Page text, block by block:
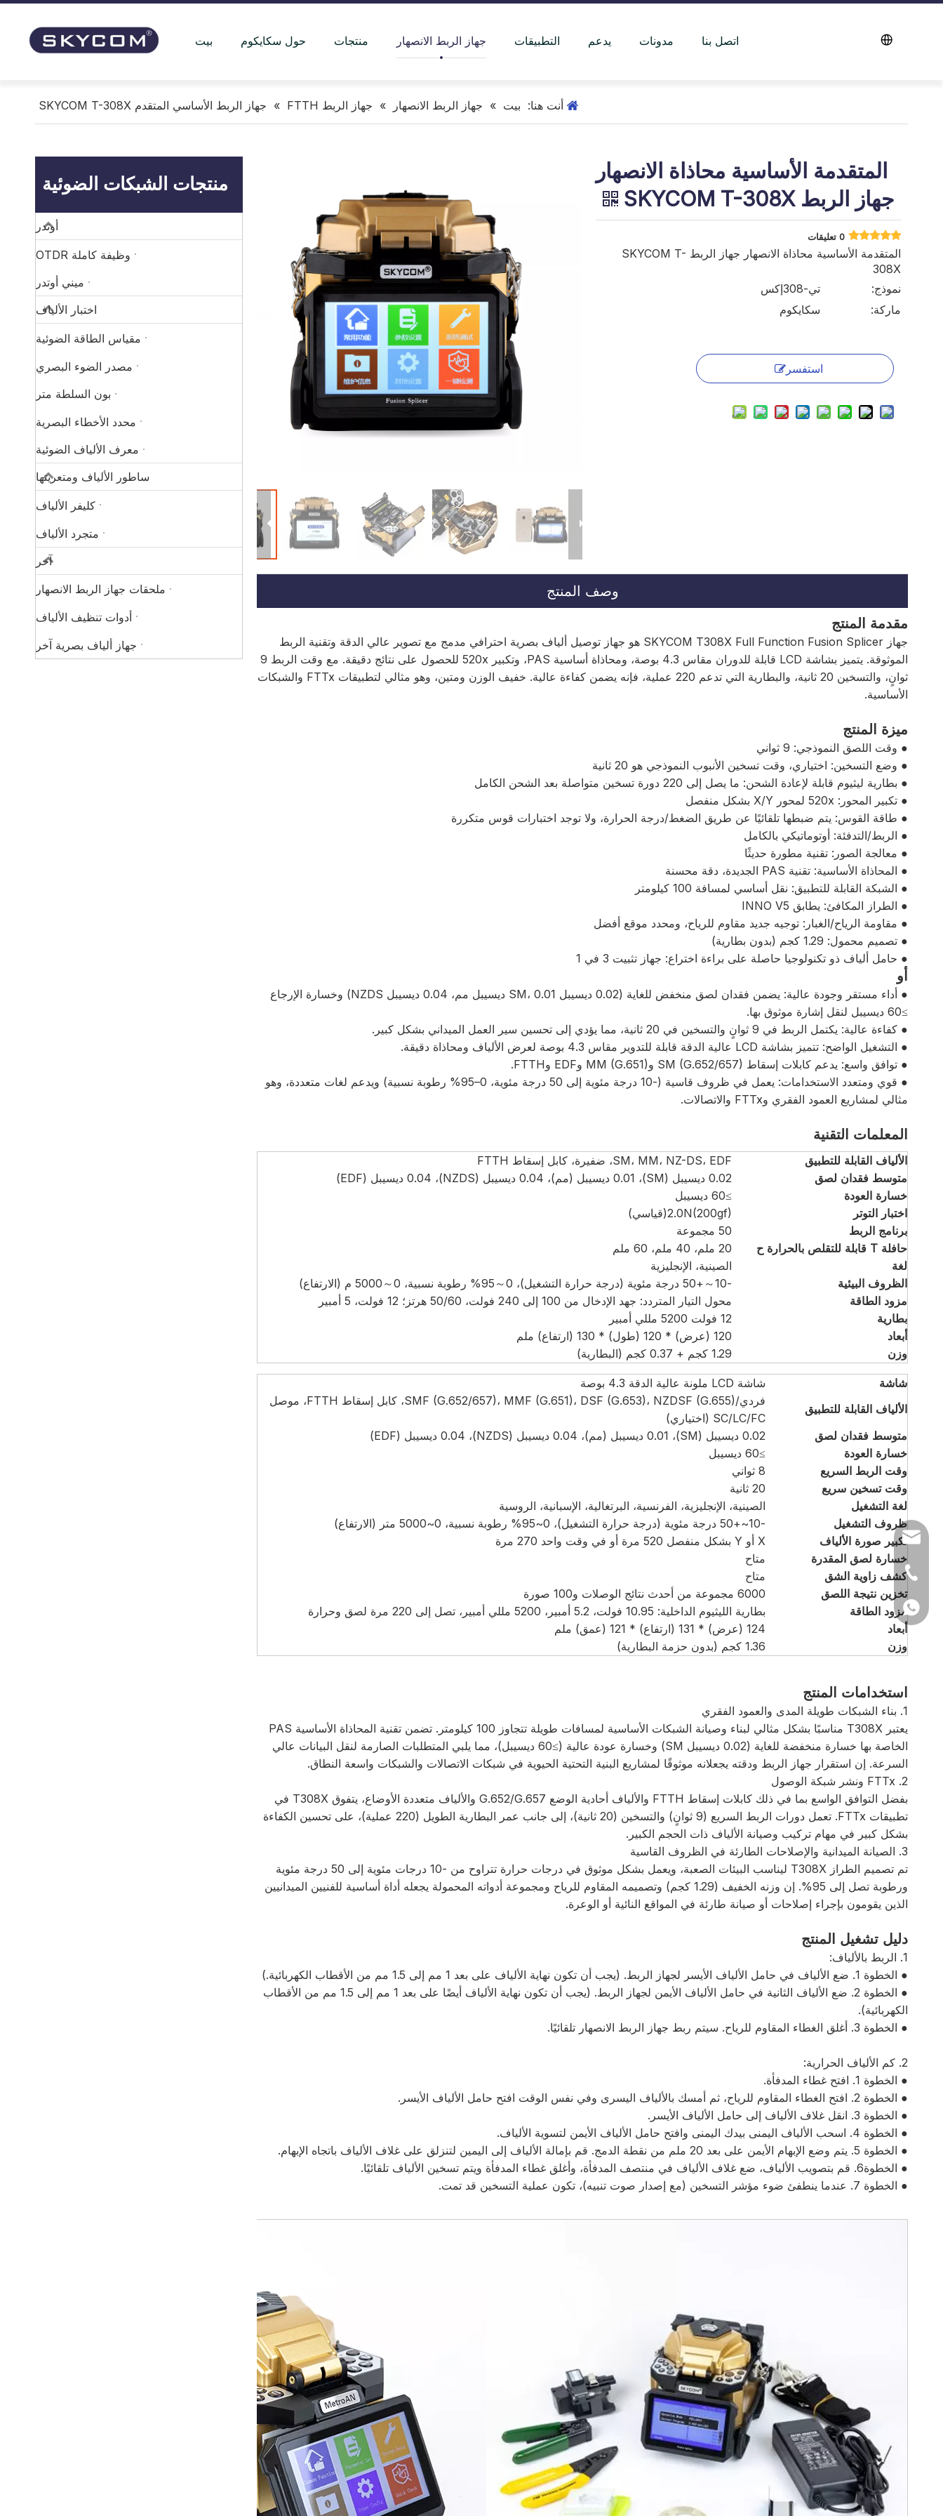
بيت حول سكايكوم منتجات جهاز الربط الانصهار التطبيقات يدعم مدونات اتصل بنا
أنت هنا: بيت » جهاز الربط الانصهار » جهاز الربط FTTH » جهاز الربط الأساسي المتقدم SKYCOM T-308X
منتجات الشبكات الضوئية
أوتدر
وظيفة كاملة OTDR
ميني أوتدر
اختبار الألياف
مقياس الطاقة الضوئية
مصدر الضوء البصري
بون السلطة متر
محدد الأخطاء البصرية
معرف الألياف الضوئية
ساطور الألياف ومتعريتها
كليفر الألياف
متجرد الألياف
آخر
ملحقات جهاز الربط الانصهار
أدوات تنظيف الألياف
جهاز ألياف بصرية آخر
المتقدمة الأساسية محاذاة الانصهار
جهاز الربط SKYCOM T-308X
0 تعليقات
المتقدمة الأساسية محاذاة الانصهار جهاز الربط SKYCOM T-
308X
نموذج:
تي-308إكس
ماركة:
سكايكوم
استفسر
وصف المنتج
مقدمة المنتج
جهاز SKYCOM T308X Full Function Fusion Splicer هو جهاز توصيل ألياف بصرية احترافي مدمج مع تصوير عالي الدقة وتقنية الربط
الموثوقة. يتميز بشاشة LCD قابلة للدوران مقاس 4.3 بوصة، ومحاذاة أساسية PAS، وتكبير 520x للحصول على نتائج دقيقة. مع وقت الربط 9
ثوانٍ، والتسخين 20 ثانية، والبطارية التي تدعم 220 عملية، فإنه يضمن كفاءة عالية. خفيف الوزن ومتين، وهو مثالي لتطبيقات FTTx والشبكات
الأساسية.
ميزة المنتج
● وقت اللصق النموذجي: 9 ثواني
● وضع التسخين: اختياري، وقت تسخين الأنبوب النموذجي هو 20 ثانية
● بطارية ليثيوم قابلة لإعادة الشحن: ما يصل إلى 220 دورة تسخين متواصلة بعد الشحن الكامل
● تكبير المحور: 520x لمحور X/Y بشكل منفصل
● طاقة القوس: يتم ضبطها تلقائيًا عن طريق الضغط/درجة الحرارة، ولا توجد اختبارات قوس متكررة
● الربط/التدفئة: أوتوماتيكي بالكامل
● معالجة الصور: تقنية مطورة حديثًا
● المحاذاة الأساسية: تقنية PAS الجديدة، دقة محسنة
● الشبكة القابلة للتطبيق: نقل أساسي لمسافة 100 كيلومتر
● الطراز المكافئ: يطابق INNO V5
● مقاومة الرياح/الغبار: توجيه جديد مقاوم للرياح، ومحدد موقع أفضل
● تصميم محمول: 1.29 كجم (بدون بطارية)
● حامل ألياف ذو تكنولوجيا حاصلة على براءة اختراع: جهاز تثبيت 3 في 1
أو
● أداء مستقر وجودة عالية: يضمن فقدان لصق منخفض للغاية (0.02 ديسيبل SM، 0.01 ديسيبل مم، 0.04 ديسيبل NZDS) وخسارة الإرجاع
≥60 ديسيبل لنقل إشارة موثوق بها.
● كفاءة عالية: يكتمل الربط في 9 ثوانٍ والتسخين في 20 ثانية، مما يؤدي إلى تحسين سير العمل الميداني بشكل كبير.
● التشغيل الواضح: تتميز بشاشة LCD عالية الدقة قابلة للتدوير مقاس 4.3 بوصة لعرض الألياف ومحاذاة دقيقة.
● توافق واسع: يدعم كابلات إسقاط SM (G.652/657) وMM (G.651) وEDF وFTTH.
● قوي ومتعدد الاستخدامات: يعمل في ظروف قاسية (-10 درجة مئوية إلى 50 درجة مئوية، 0–95% رطوبة نسبية) ويدعم لغات متعددة، وهو
مثالي لمشاريع العمود الفقري وFTTx والاتصالات.
المعلمات التقنية
الألياف القابلة للتطبيق
SM، MM، NZ-DS، EDF، ضفيرة، كابل إسقاط FTTH
متوسط ​​فقدان لصق
0.02 ديسيبل (SM)، 0.01 ديسيبل (مم)، 0.04 ديسيبل (NZDS)، 0.04 ديسيبل (EDF)
خسارة العودة
≥60 ديسيبل
اختبار التوتر
2.0N(200gf)(قياسي)
برنامج الربط
50 مجموعة
حافلة T قابلة للتقلص بالحرارة
ح
20 ملم، 40 ملم، 60 ملم
لغة
الصينية، الإنجليزية
الظروف البيئية
-10～+50 درجة مئوية (درجة حرارة التشغيل)، 0～95% رطوبة نسبية، 0～5000 م (الارتفاع)
مزود الطاقة
محول التيار المتردد: جهد الإدخال من 100 إلى 240 فولت، 50/60 هرتز؛ 12 فولت، 5 أمبير
بطارية
12 فولت 5200 مللي أمبير
أبعاد
120 (عرض) * 120 (طول) * 130 (ارتفاع) ملم
وزن
1.29 كجم + 0.37 كجم (البطارية)
شاشة
شاشة LCD ملونة عالية الدقة 4.3 بوصة
الألياف القابلة للتطبيق
فردي/SMF (G.652/657)، MMF (G.651)، DSF (G.653)، NZDSF (G.655)، كابل إسقاط FTTH، موصل
SC/LC/FC (اختياري)
متوسط ​​فقدان لصق
0.02 ديسيبل (SM)، 0.01 ديسيبل (مم)، 0.04 ديسيبل (NZDS)، 0.04 ديسيبل (EDF)
خسارة العودة
≥60 ديسيبل
وقت الربط السريع
8 ثواني
وقت تسخين سريع
20 ثانية
لغة التشغيل
الصينية، الإنجليزية، الفرنسية، البرتغالية، الإسبانية، الروسية
ظروف التشغيل
-10~+50 درجة مئوية (درجة حرارة التشغيل)، 0~95% رطوبة نسبية، 0~5000 متر (الارتفاع)
تكبير صورة الألياف
X أو Y بشكل منفصل 520 مرة أو في وقت واحد 270 مرة
خسارة لصق المقدرة
متاح
كشف زاوية الشق
متاح
تخزين نتيجة اللصق
6000 مجموعة من أحدث نتائج الوصلات و100 صورة
مزود الطاقة
بطارية الليثيوم الداخلية: 10.95 فولت، 5.2 أمبير، 5200 مللي أمبير، تصل إلى 220 مرة لصق وحرارة
أبعاد
124 (عرض) * 131 (ارتفاع) * 121 (عمق) ملم
وزن
1.36 كجم (بدون حزمة البطارية)
استخدامات المنتج
1. بناء الشبكات طويلة المدى والعمود الفقري
يعتبر T308X مناسبًا بشكل مثالي لبناء وصيانة الشبكات الأساسية لمسافات طويلة تتجاوز 100 كيلومتر. تضمن تقنية المحاذاة الأساسية PAS
الخاصة بها خسارة منخفضة للغاية (0.02 ديسيبل SM) وخسارة عودة عالية (≥60 ديسيبل)، مما يلبي المتطلبات الصارمة لنقل البيانات عالي
السرعة. إن استقرار جهاز الربط ودقته يجعلانه موثوقًا لمشاريع البنية التحتية الحيوية في شبكات الاتصالات والشبكات واسعة النطاق.
2. FTTx ونشر شبكة الوصول
بفضل التوافق الواسع بما في ذلك كابلات إسقاط FTTH والألياف أحادية الوضع G.652/G.657 والألياف متعددة الأوضاع، يتفوق T308X في
تطبيقات FTTx. تعمل دورات الربط السريع (9 ثوانٍ) والتسخين (20 ثانية)، إلى جانب عمر البطارية الطويل (220 عملية)، على تحسين الكفاءة
بشكل كبير في مهام تركيب وصيانة الألياف ذات الحجم الكبير.
3. الصيانة الميدانية والإصلاحات الطارئة في الظروف القاسية
تم تصميم الطراز T308X ليناسب البيئات الصعبة، ويعمل بشكل موثوق في درجات حرارة تتراوح من -10 درجات مئوية إلى 50 درجة مئوية
ورطوبة تصل إلى 95%. إن وزنه الخفيف (1.29 كجم) وتصميمه المقاوم للرياح ومجموعة أدواته المحمولة يجعله أداة أساسية للفنيين الميدانيين
الذين يقومون بإجراء إصلاحات أو صيانة طارئة في المواقع النائية أو الوعرة.
دليل تشغيل المنتج
1. الربط بالألياف:
● الخطوة 1. ضع الألياف في حامل الألياف الأيسر لجهاز الربط. (يجب أن تكون نهاية الألياف على بعد 1 مم إلى 1.5 مم من الأقطاب الكهربائية.)
● الخطوة 2. ضع الألياف الثانية في حامل الألياف الأيمن لجهاز الربط. (يجب أن تكون نهاية الألياف أيضًا على بعد 1 مم إلى 1.5 مم من الأقطاب
الكهربائية).
● الخطوة 3. أغلق الغطاء المقاوم للرياح. سيتم ربط جهاز الربط الانصهار تلقائيًا.
2. كم الألياف الحرارية:
● الخطوة 1. افتح غطاء المدفأة.
● الخطوة 2. افتح الغطاء المقاوم للرياح، ثم أمسك بالألياف اليسرى وفي نفس الوقت افتح حامل الألياف الأيسر.
● الخطوة 3. انقل غلاف الألياف إلى حامل الألياف الأيسر.
● الخطوة 4. اسحب الألياف اليمنى بيدك اليمنى وافتح حامل الألياف الأيمن لتسوية الألياف.
● الخطوة 5. يتم وضع الإبهام الأيمن على بعد 20 ملم من نقطة الدمج. قم بإمالة الألياف إلى اليمين لتنزلق على غلاف الألياف باتجاه الإبهام.
● الخطوة6. قم بتصويب الألياف، ضع غلاف الألياف في منتصف المدفأة، وأغلق غطاء المدفأة ويتم تسخين الألياف تلقائيًا.
● الخطوة 7. عندما ينطفئ ضوء مؤشر التسخين (مع إصدار صوت تنبيه)، تكون عملية التسخين قد تمت.
+86-25-8452-
+86-25-6606-
+86